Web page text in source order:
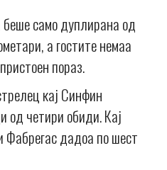
само дуплирана од
а гостите немаа
пораз.
кај Синфин
од четири обиди. Кај
дадоа по шест